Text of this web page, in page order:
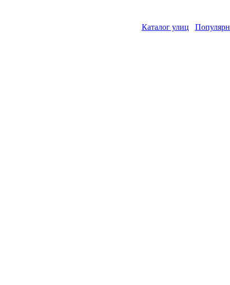
Каталог улиц